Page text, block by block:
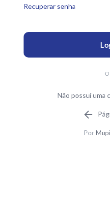
Recuperar senha
Não possui uma
Por